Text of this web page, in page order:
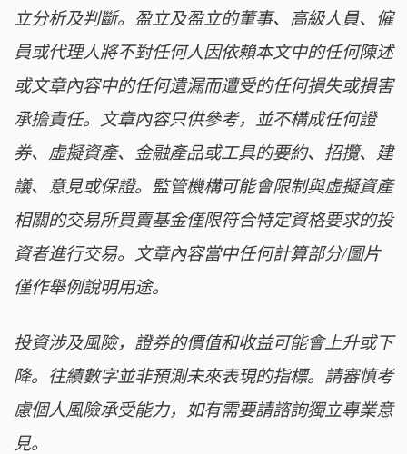
立分析及判斷。盈立及盈立的董事、高級人員、僱
員或代理人將不對任何人因依賴本文中的任何陳述
或文章內容中的任何遺漏而遭受的任何損失或損害
承擔責任。文章內容只供參考，並不構成任何證
券、虛擬資產、金融產品或工具的要約、招攬、建
議、意見或保證。監管機構可能會限制與虛擬資產
相關的交易所買賣基金僅限符合特定資格要求的投
資者進行交易。文章內容當中任何計算部分/圖片
僅作舉例說明用途。
投資涉及風險，證券的價值和收益可能會上升或下
降。往績數字並非預測未來表現的指標。請審慎考
慮個人風險承受能力，如有需要請諮詢獨立專業意
見。